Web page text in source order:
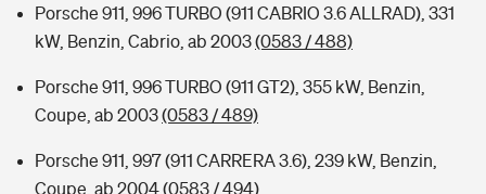
Porsche 911, 996 TURBO (911 CABRIO 3.6 ALLRAD), 331
kW, Benzin, Cabrio, ab 2003(0583 / 488)
Porsche 911, 996 TURBO (911 GT2), 355 kW, Benzin,
Coupe, ab 2003(0583 / 489)
Porsche 911, 997 (911 CARRERA 3.6), 239 kW, Benzin,
Coupe, ab 2004(0583 / 494)